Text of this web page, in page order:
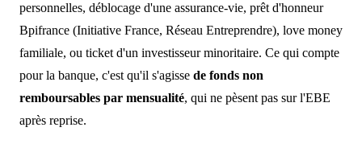
personnelles, déblocage d'une assurance-vie, prêt d'honneur
Bpifrance (Initiative France, Réseau Entreprendre), love money
familiale, ou ticket d'un investisseur minoritaire. Ce qui compte
pour la banque, c'est qu'il s'agisse de fonds non
remboursables par mensualité, qui ne pèsent pas sur l'EBE
après reprise.